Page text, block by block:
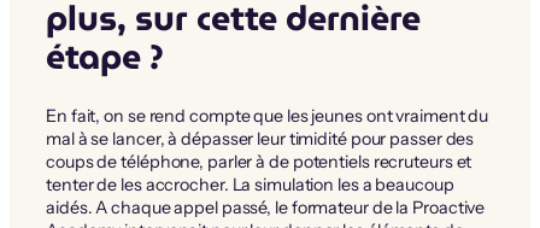
plus, sur cette dernière
étape ?
En fait, on se rend compte que les jeunes ont vraiment du
mal à se lancer, à dépasser leur timidité pour passer des
coups de téléphone, parler à de potentiels recruteurs et
tenter de les accrocher. La simulation les a beaucoup
aidés. A chaque appel passé, le formateur de la Proactive